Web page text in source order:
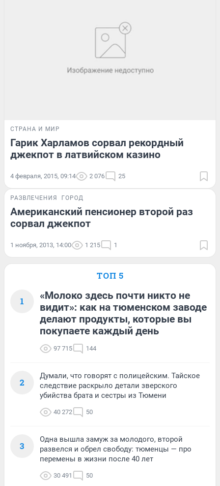
СТРАНА И МИР
Гарик Харламов сорвал рекордный
джекпот в латвийском казино
4 февраля, 2015, 09:14 2 076 25
РАЗВЛЕЧЕНИЯ ГОРОД
Американский пенсионер второй раз
сорвал джекпот
1 ноября, 2013, 14:00 1 215 1
ТОП 5
1
«Молоко здесь почти никто не
видит»: как на тюменском заводе
делают продукты, которые вы
покупаете каждый день
97 715 144
2
Думали, что говорят с полицейским. Тайское
следствие раскрыло детали зверского
убийства брата и сестры из Тюмени
40 272 50
3
Одна вышла замуж за молодого, второй
развелся и обрел свободу: тюменцы — про
перемены в жизни после 40 лет
30 491 50